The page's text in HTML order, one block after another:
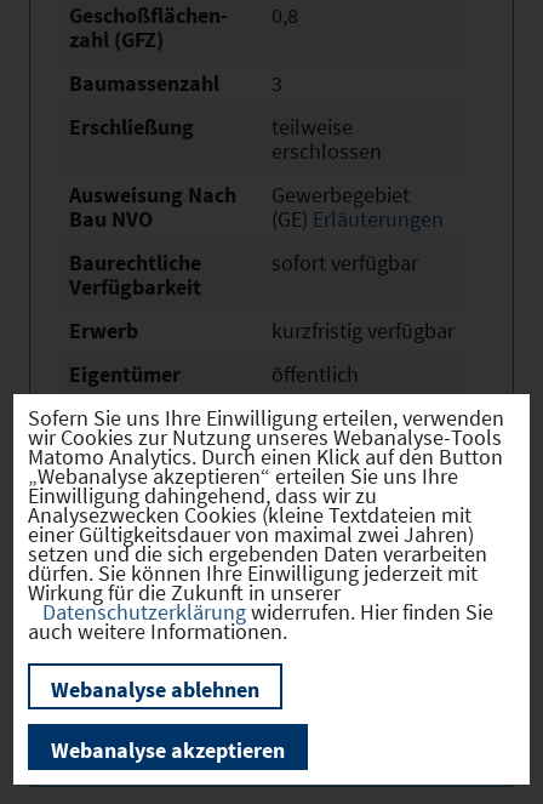
Geschoßflächen­
zahl (GFZ)
0,8
Baumassenzahl
3
Erschließung
teilweise
erschlossen
Ausweisung Nach
Bau NVO
Gewerbegebiet
(GE) Erläuterungen
Baurechtliche
Verfügbarkeit
sofort verfügbar
Erwerb
kurzfristig verfügbar
Eigentümer
öffentlich
Verkehr
Infrastruktur
Bilder
Sofern Sie uns Ihre Einwilligung erteilen, verwenden
wir Cookies zur Nutzung unseres Webanalyse-Tools
Matomo Analytics. Durch einen Klick auf den Button
„Webanalyse akzeptieren“ erteilen Sie uns Ihre
Einwilligung dahingehend, dass wir zu
Analysezwecken Cookies (kleine Textdateien mit
einer Gültigkeitsdauer von maximal zwei Jahren)
setzen und die sich ergebenden Daten verarbeiten
dürfen. Sie können Ihre Einwilligung jederzeit mit
Wirkung für die Zukunft in unserer
Datenschutzerklärungwiderrufen. Hier finden Sie
auch weitere Informationen.
Webanalyse ablehnen
Webanalyse akzeptieren